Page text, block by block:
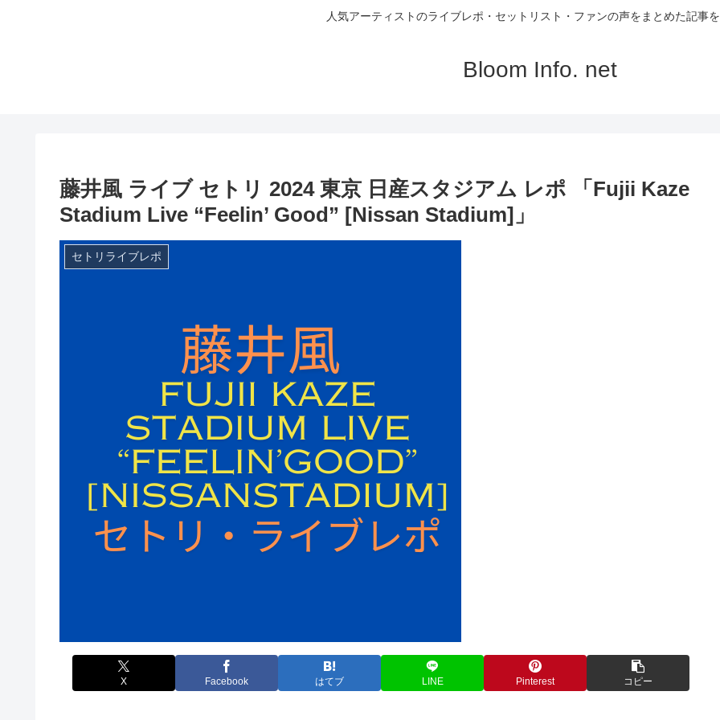
人気アーティストのライブレポ・セットリスト・ファンの声をまとめた記事
Bloom Info. net
藤井風 ライブ セトリ 2024 東京 日産スタジアム レポ 「Fujii Kaze
Stadium Live “Feelin’ Good” [Nissan Stadium]」
セトリライブレポ
X Facebook はてブ LINE Pinterest コピー